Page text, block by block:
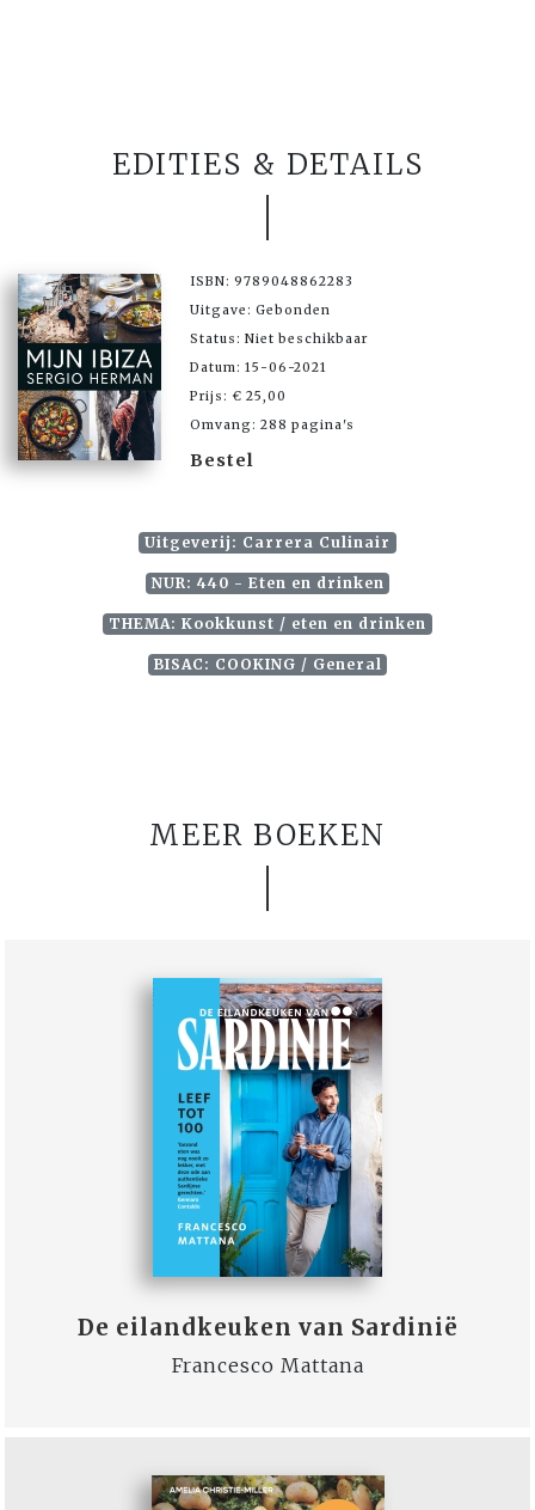
EDITIES & DETAILS
ISBN: 9789048862283
Uitgave: Gebonden
Status: Niet beschikbaar
Datum: 15-06-2021
Prijs: € 25,00
Omvang: 288 pagina's
Bestel
Uitgeverij: Carrera Culinair
NUR: 440 - Eten en drinken
THEMA: Kookkunst / eten en drinken
BISAC: COOKING / General
MEER BOEKEN
De eilandkeuken van Sardinië
Francesco Mattana